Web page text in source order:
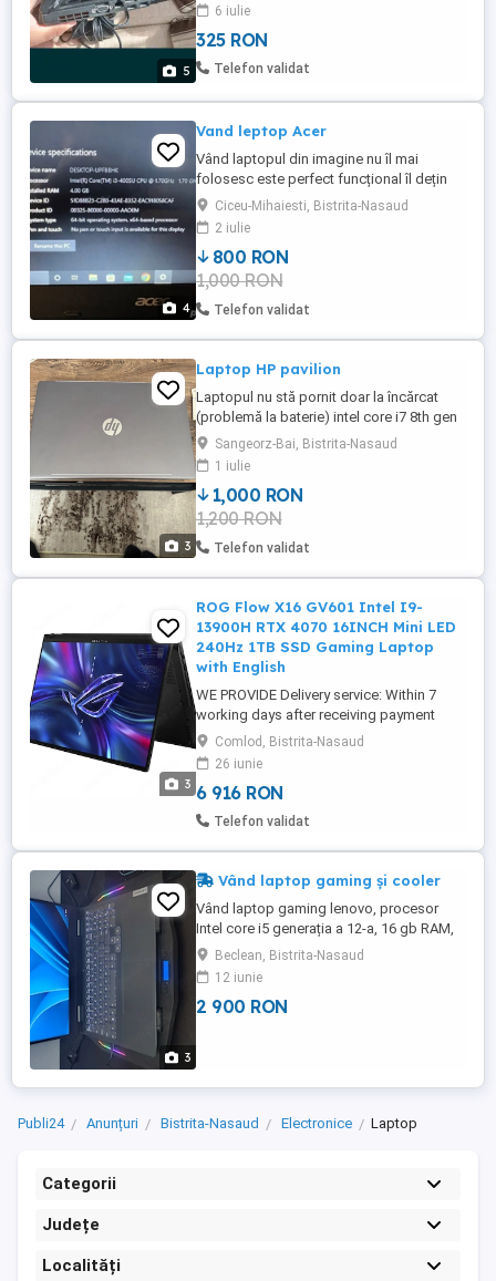
5
este functuionala dar fara unele taste.
Hdd a fost scos pt date. Nu doresc
schimburi. Trimit si in tara doar cu plata in
6 iulie
325 RON
Telefon validat
4
Vand leptop Acer
Vând laptopul din imagine nu îl mai
folosesc este perfect funcțional îl dețin
de nou se poate folosi la birou jocuri sau
diverse
Ciceu-Mihaiesti, Bistrita-Nasaud
2 iulie
800 RON
1,000 RON
Telefon validat
3
Laptop HP pavilion
Laptopul nu stă pornit doar la încărcat
(problemă la baterie) intel core i7 8th gen
Nvidia GeForce 670 Laptop ca nou fara
zgârieturi sau ceva de genul singura
problema este ca nu sta la încărcat
Sangeorz-Bai, Bistrita-Nasaud
1 iulie
1,000 RON
1,200 RON
Telefon validat
3
ROG Flow X16 GV601 Intel I9-
13900H RTX 4070 16INCH Mini LED
240Hz 1TB SSD Gaming Laptop
with English
WE PROVIDE Delivery service: Within 7
working days after receiving payment
Shipping Method: By container flat rack
bulk cargo RO RO ship 24-HOURS online
service including holidays
Comlod, Bistrita-Nasaud
26 iunie
6 916 RON
Telefon validat
3
Vând laptop gaming și cooler
Vând laptop gaming lenovo, procesor
Intel core i5 generația a 12-a, 16 gb RAM,
placă video nvidia 3050 4gb, 512
ssd.Laptopul e complet funcțional cu mici
semne de uzura specifice folosirii, stare
foarte bună.De asemenea împreună cu
Beclean, Bistrita-Nasaud
12 iunie
2 900 RON
Publi24 Anunțuri Bistrita-Nasaud Electronice Laptop
Categorii
Județe
Localități